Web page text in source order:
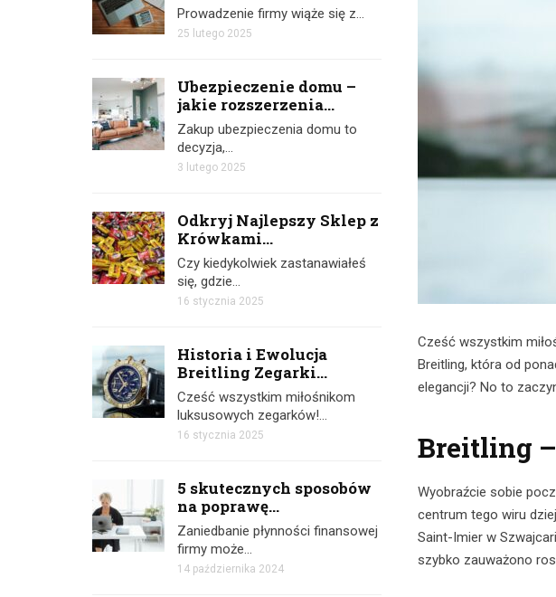
Cześć wszystkim
Breitling, która od
elegancji? No to
Breitling
Wyobraźcie sobie
centrum tego wiru
Saint-Imier w
szybko zauważono
Prowadzenie firmy wiąże się z…
25 lutego 2025
Ubezpieczenie domu –
jakie rozszerzenia...
Zakup ubezpieczenia domu to
decyzja,…
3 lutego 2025
Odkryj Najlepszy Sklep z
Krówkami...
Czy kiedykolwiek zastanawiałeś
się, gdzie…
16 stycznia 2025
Historia i Ewolucja
Breitling Zegarki...
Cześć wszystkim miłośnikom
luksusowych zegarków!…
16 stycznia 2025
5 skutecznych sposobów
na poprawę...
Zaniedbanie płynności finansowej
firmy może…
14 października 2024